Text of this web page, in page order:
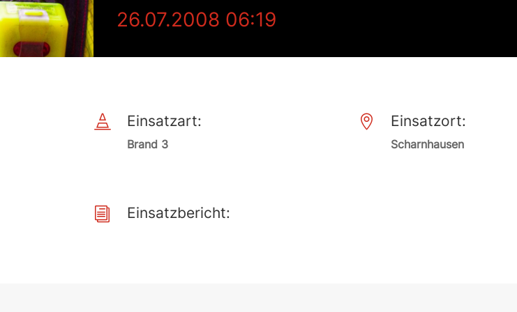
26.07.2008 06:19
 Einsatzart:
Brand 3
 Einsatzort:
Scharnhausen
i Einsatzbericht: